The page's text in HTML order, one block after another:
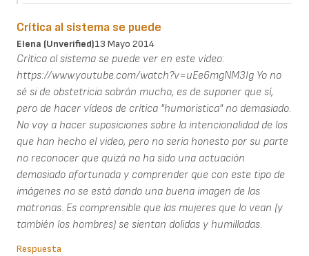
Crítica al sistema se puede
Elena (unverified)13 Mayo 2014
Crítica al sistema se puede ver en este vídeo:
https://www.youtube.com/watch?v=uEe6mgNM3Ig Yo no
sé si de obstetricia sabrán mucho, es de suponer que sí,
pero de hacer vídeos de crítica "humoristica" no demasiado.
No voy a hacer suposiciones sobre la intencionalidad de los
que han hecho el video, pero no seria honesto por su parte
no reconocer que quizá no ha sido una actuación
demasiado afortunada y comprender que con este tipo de
imágenes no se está dando una buena imagen de las
matronas. Es comprensible que las mujeres que lo vean (y
también los hombres) se sientan dolidas y humilladas.
Respuesta